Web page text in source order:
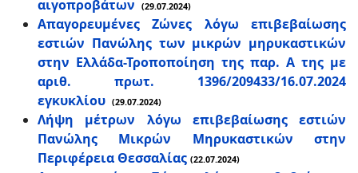
αιγοπροβάτων
(29.07.2024)
Απαγορευμένες Ζώνες λόγω επιβεβαίωσης
εστιών Πανώλης των μικρών μηρυκαστικών
στην Ελλάδα-Τροποποίηση της παρ. Α της με
αριθ. πρωτ. 1396/209433/16.07.2024
εγκυκλίου (29.07.2024)
Λήψη μέτρων λόγω επιβεβαίωσης εστιών
Πανώλης Μικρών Μηρυκαστικών στην
Περιφέρεια Θεσσαλίας (22.07.2024)